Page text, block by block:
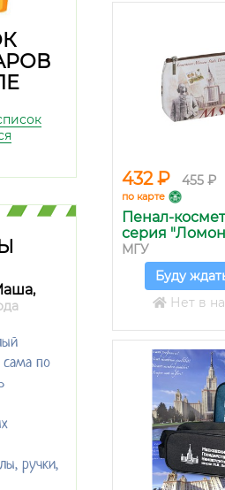
по
ручки,
432 ₽ 455 ₽
по карте
Пенал-
серия
МГУ
Буду
Нет в